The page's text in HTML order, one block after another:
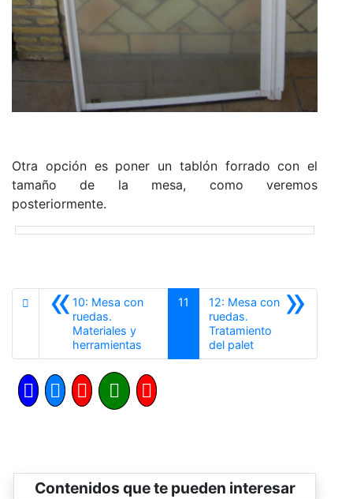
Otra opción es poner un tablón forrado con el
tamaño de la mesa, como veremos
posteriormente.
«10: Mesa con
ruedas.
Materiales y
herramientas
11 »
12: Mesa con
ruedas.
Tratamiento
del paletSiguiente
Contenidos que te pueden interesar